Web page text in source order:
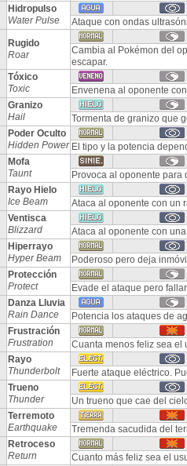
Hidropulso
Water Pulse
Ataque con ondas
Rugido
Roar
Cambia al Pokémon del
escapar.
Tóxico
Toxic
Envenena al oponente
Granizo
Hail
Tormenta de granizo que
Poder Oculto
Hidden Power El tipo y la potencia
Mofa
Taunt
Provoca al oponente
Rayo Hielo
Ice Beam
Ataca al oponente con un
Ventisca
Blizzard
Ataca al oponente con
Hiperrayo
Hyper Beam
Poderoso pero deja
Protección
Protect
Evade el ataque pero
Danza Lluvia
Rain Dance
Potencia los ataques de
Frustración
Frustration
Cuanta menos feliz sea el
Rayo
Thunderbolt
Fuerte ataque eléctrico.
Trueno
Thunder
Un trueno que cae del
Terremoto
Earthquake
Tremenda sacudida del
Retroceso
Return
Cuanto más feliz sea el